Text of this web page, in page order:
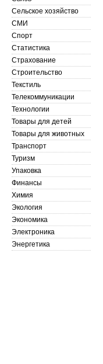
Сельское хозяйство
СМИ
Спорт
Статистика
Страхование
Строительство
Текстиль
Телекоммуникации
Технологии
Товары для детей
Товары для животных
Транспорт
Туризм
Упаковка
Финансы
Химия
Экология
Экономика
Электроника
Энергетика